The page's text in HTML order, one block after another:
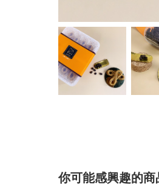
你可能感興趣的商